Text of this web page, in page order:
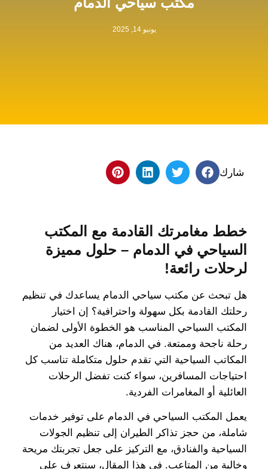
يونيو 14, 2025
شارك
خطط مغامرتك القادمة مع المكتب
السياحي في الدمام – حلول مميزة
لرحلات رائعة!
هل تبحث عن مكتب سياحي الدمام يساعدك في تنظيم
رحلتك القادمة بكل سهولة واحترافية؟ إن اختيار
المكتب السياحي المناسب هو الخطوة الأولى لضمان
رحلة ناجحة وممتعة. في الدمام، هناك العديد من
المكاتب السياحية التي تقدم حلول متكاملة تناسب كل
احتياجات المسافرين، سواء كنت تفضل الرحلات
العائلية أو المغامرات الفردية.
يعمل المكتب السياحي في الدمام على توفير خدمات
شاملة، من حجز تذاكر الطيران إلى تنظيم الجولات
السياحية والفنادق، مع التركيز على جعل تجربتك مريحة
وخالية من المتاعب. في هذا المقال، سنتعرف على